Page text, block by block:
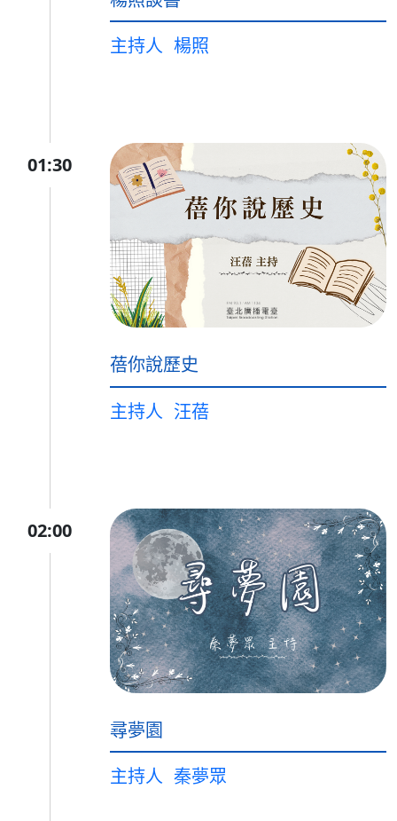
主持人 楊照
01:30
蓓你說歷史
主持人 汪蓓
02:00
尋夢園
主持人 秦夢眾